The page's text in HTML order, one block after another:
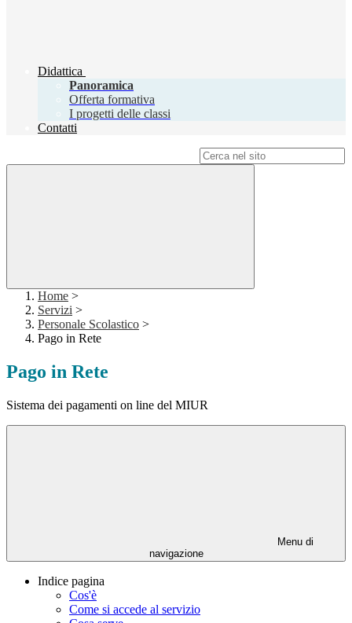
Didattica
Panoramica
Offerta formativa
I progetti delle classi
Contatti
Home >
Servizi >
Personale Scolastico >
Pago in Rete
Pago in Rete
Sistema dei pagamenti on line del MIUR
Menu di
navigazione
Indice pagina
Cos'è
Come si accede al servizio